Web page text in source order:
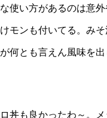
使い方があるのは意
モンも付いてる。み
何とも言えん風味を
丼も良かったわ～。メ